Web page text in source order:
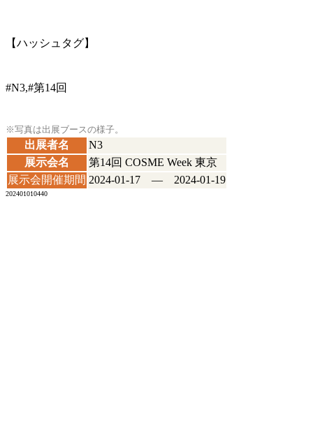
【ハッシュタグ】
#N3,#第14回
※写真は出展ブースの様子。
出展者名
N3
展示会名
第14回 COSME Week 東京
展示会開催期間 2024-01-17 ― 2024-01-19
202401010440